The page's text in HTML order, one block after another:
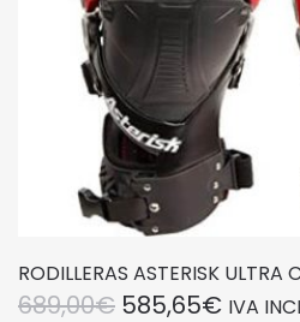
página
producto
RODILLERAS ASTERISK ULTRA
689,00€ EL
585,65€EL
IVA